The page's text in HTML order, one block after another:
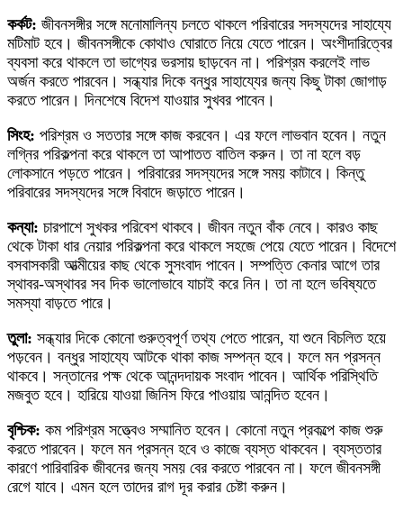
কর্কট: জীবনসঙ্গীর সঙ্গে মনোমালিন্য চলতে থাকলে পরিবারের সদস্যদের সাহায্যে
মটিমাট হবে। জীবনসঙ্গীকে কোথাও ঘোরাতে নিয়ে যেতে পারেন। অংশীদারিত্বের
ব্যবসা করে থাকলে তা ভাগ্যের ভরসায় ছাড়বেন না। পরিশ্রম করলেই লাভ
অর্জন করতে পারবেন। সন্ধ্যার দিকে বন্ধুর সাহায্যের জন্য কিছু টাকা জোগাড়
করতে পারেন। দিনশেষে বিদেশ যাওয়ার সুখবর পাবেন।
সিংহ: পরিশ্রম ও সততার সঙ্গে কাজ করবেন। এর ফলে লাভবান হবেন। নতুন
লগ্নির পরিকল্পনা করে থাকলে তা আপাতত বাতিল করুন। তা না হলে বড়
লোকসানে পড়তে পারেন। পরিবারের সদস্যদের সঙ্গে সময় কাটাবে। কিন্তু
পরিবারের সদস্যদের সঙ্গে বিবাদে জড়াতে পারেন।
কন্যা: চারপাশে সুখকর পরিবেশ থাকবে। জীবন নতুন বাঁক নেবে। কারও কাছ
থেকে টাকা ধার নেয়ার পরিকল্পনা করে থাকলে সহজে পেয়ে যেতে পারেন। বিদেশে
বসবাসকারী আত্মীয়ের কাছ থেকে সুসংবাদ পাবেন। সম্পত্তি কেনার আগে তার
স্থাবর-অস্থাবর সব দিক ভালোভাবে যাচাই করে নিন। তা না হলে ভবিষ্যতে
সমস্যা বাড়তে পারে।
তুলা: সন্ধ্যার দিকে কোনো গুরুত্বপূর্ণ তথ্য পেতে পারেন, যা শুনে বিচলিত হয়ে
পড়বেন। বন্ধুর সাহায্যে আটকে থাকা কাজ সম্পন্ন হবে। ফলে মন প্রসন্ন
থাকবে। সন্তানের পক্ষ থেকে আনন্দদায়ক সংবাদ পাবেন। আর্থিক পরিস্থিতি
মজবুত হবে। হারিয়ে যাওয়া জিনিস ফিরে পাওয়ায় আনন্দিত হবেন।
বৃশ্চিক: কম পরিশ্রম সত্ত্বেও সম্মানিত হবেন। কোনো নতুন প্রকল্পে কাজ শুরু
করতে পারবেন। ফলে মন প্রসন্ন হবে ও কাজে ব্যস্ত থাকবেন। ব্যস্ততার
কারণে পারিবারিক জীবনের জন্য সময় বের করতে পারবেন না। ফলে জীবনসঙ্গী
রেগে যাবে। এমন হলে তাদের রাগ দূর করার চেষ্টা করুন।